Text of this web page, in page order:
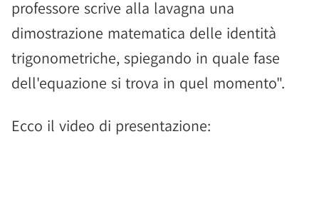
professore scrive alla lavagna una
dimostrazione matematica delle identità
trigonometriche, spiegando in quale fase
dell'equazione si trova in quel momento".
Ecco il video di presentazione: